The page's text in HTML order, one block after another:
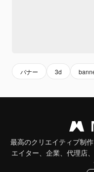
バナー 3d
最高のクリエイティブ制
エイター、企業、代理店